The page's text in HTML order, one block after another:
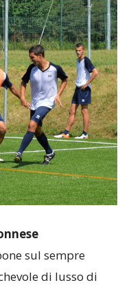
sul sempre
di lusso di